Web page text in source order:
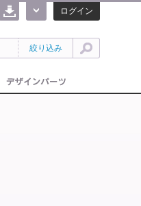
ログイン
絞り込み